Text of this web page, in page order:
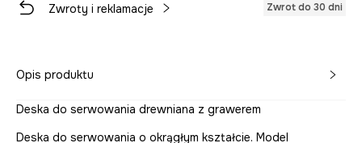
Zwroty i reklamacje Zwrot do 30 dni
Opis produktu
Deska do serwowania drewniana z grawerem
Deska do serwowania o okrągłym kształcie. Model